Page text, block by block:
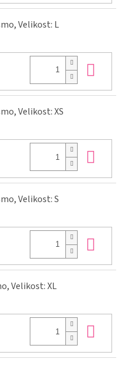
Velikost: L
Velikost: XS
Velikost: S
Velikost: XL